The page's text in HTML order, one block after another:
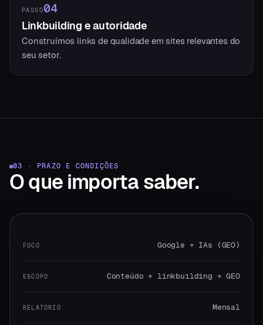
PASSO04
Linkbuilding e autoridade
Construímos links de qualidade em sites relevantes do
seu setor.
03 · PRAZO E CONDIÇÕES
O que importa saber.
FOCO Google + IAs (GEO)
ESCOPO Conteúdo + linkbuilding + GEO
RELATÓRIO Mensal